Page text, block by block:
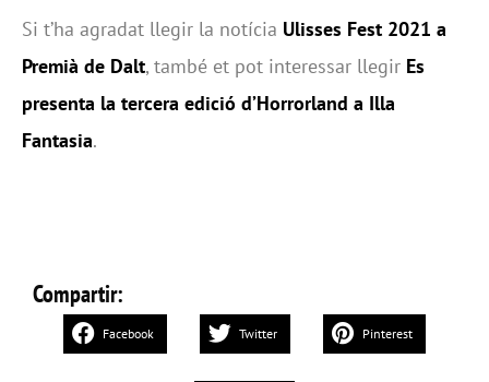
Si t’ha agradat llegir la notícia Ulisses Fest 2021 a
Premià de Dalt, també et pot interessar llegir Es
presenta la tercera edició d’Horrorland a Illa
Fantasia.
Compartir:
Facebook Twitter Pinterest